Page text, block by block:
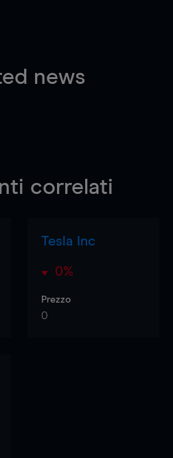
news
correlati
Tesla Inc
0%
Prezzo
0